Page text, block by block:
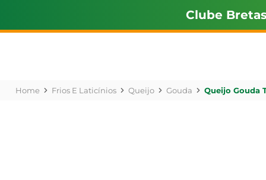
Clube Bretas
Frios E Laticínios Queijo Gouda Queijo Gouda